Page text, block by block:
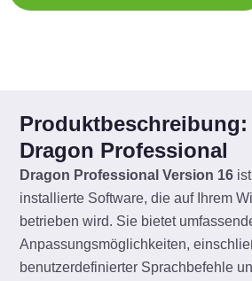
Produktbeschreibung:
Dragon Professional
Dragon Professional Version 16
installierte Software, die auf Ihrem
betrieben wird. Sie bietet
Anpassungsmöglichkeiten,
benutzerdefinierter Sprachbefehle